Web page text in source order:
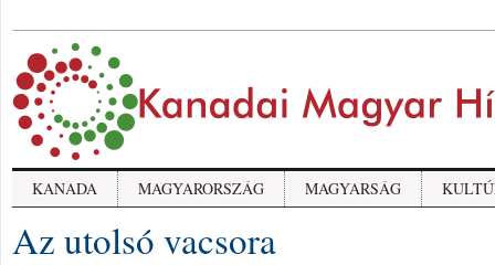
KANADA MAGYARORSZÁG MAGYARSÁG
Az utolsó vacsora